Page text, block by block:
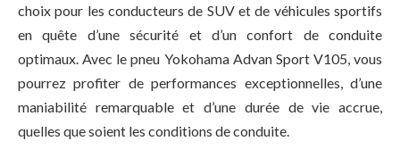
choix pour les conducteurs de SUV et de véhicules sportifs
en quête d’une sécurité et d’un confort de conduite
optimaux. Avec le pneu Yokohama Advan Sport V105, vous
pourrez profiter de performances exceptionnelles, d’une
maniabilité remarquable et d’une durée de vie accrue,
quelles que soient les conditions de conduite.